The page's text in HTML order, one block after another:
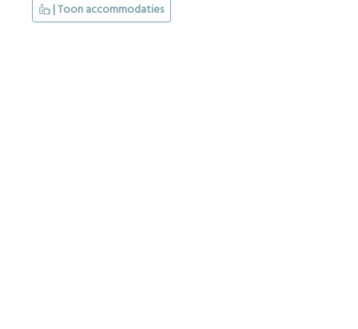
| Toon accommodaties